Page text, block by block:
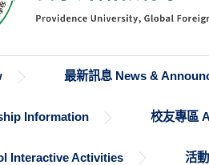
最新訊息 News &
Information 校友專區
Interactive Activities 活